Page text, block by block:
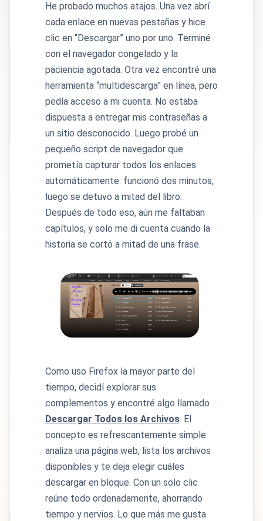
He probado muchos atajos. Una vez abrí
cada enlace en nuevas pestañas y hice
clic en “Descargar” uno por uno. Terminé
con el navegador congelado y la
paciencia agotada. Otra vez encontré una
herramienta “multidescarga” en línea, pero
pedía acceso a mi cuenta. No estaba
dispuesta a entregar mis contraseñas a
un sitio desconocido. Luego probé un
pequeño script de navegador que
prometía capturar todos los enlaces
automáticamente: funcionó dos minutos,
luego se detuvo a mitad del libro.
Después de todo eso, aún me faltaban
capítulos, y solo me di cuenta cuando la
historia se cortó a mitad de una frase.
Como uso Firefox la mayor parte del
tiempo, decidí explorar sus
complementos y encontré algo llamado
Descargar Todos los Archivos. El
concepto es refrescantemente simple:
analiza una página web, lista los archivos
disponibles y te deja elegir cuáles
descargar en bloque. Con un solo clic
reúne todo ordenadamente, ahorrando
tiempo y nervios. Lo que más me gusta